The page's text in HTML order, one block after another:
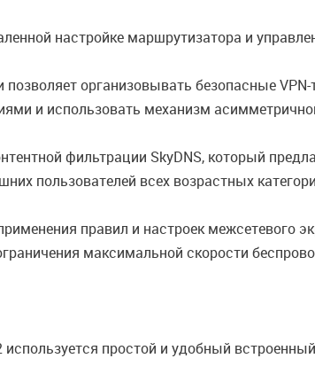
настройке маршрутизатора и
организовывать безопасные
и использовать механизм
фильтрации SkyDNS, который
пользователей всех возрастных
правил и настроек межсетевого
максимальной скорости
простой и удобный